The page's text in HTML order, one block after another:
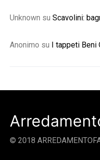
Unknown su Scavolini:
Anonimo su I tappeti Beni
© 2018